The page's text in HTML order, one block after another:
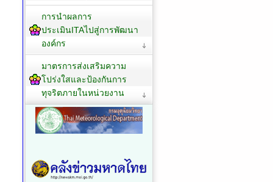
การนำผลการ
ประเมินITAไปสู่การพัฒนา
องค์กร
มาตรการส่งเสริมความ
โปร่งใสและป้องกันการ
ทุจริตภายในหน่วยงาน